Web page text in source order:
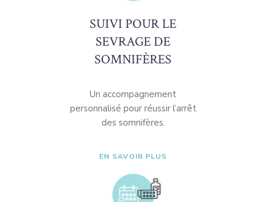
SUIVI POUR LE
SEVRAGE DE
SOMNIFÈRES
Un accompagnement
personnalisé pour réussir l’arrêt
des somnifères.
EN SAVOIR PLUS